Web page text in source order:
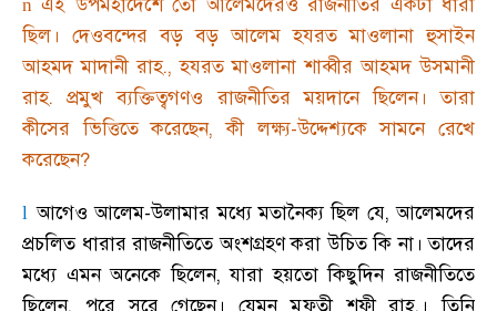
n
ছিল । দেওবন্দের বড় বড় আলেম হযরত মাওলানা হুসাইন
আহমদ মাদানী রাহ.,হযরত মাওলানা শাব্বীর আহমদ উসমানী
রাহ. প্রমুখ ব্যক্তিত্বগণও রাজনীতির ময়দানে ছিলেন। তারা
কীসের ভিত্তিতে করেছেন,কী লক্ষ্য-উদ্দেশ্যকে সামনে রেখে
করেছেন?
l আগেও আলেম-উলামার মধ্যে মতানৈক্য ছিল যে,আলেমদের
প্রচলিত ধারার রাজনীতিতে অংশগ্রহণ করা উচিত কি না। তাদের
মধ্যে এমন অনেকে ছিলেন,যারা হয়তো কিছুদিন রাজনীতিতে
ছিলেন, পরে সরে গেছেন। যেমন মুফতী শফী রাহ. । তিনি